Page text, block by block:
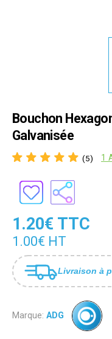
Bouchon
Galvanisée
(5) 1
1.20€ TTC
1.00€ HT
Livraison à
Marque: ADG